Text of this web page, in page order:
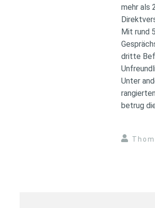
mehr als
Mit rund
dritte
Unter
betrug